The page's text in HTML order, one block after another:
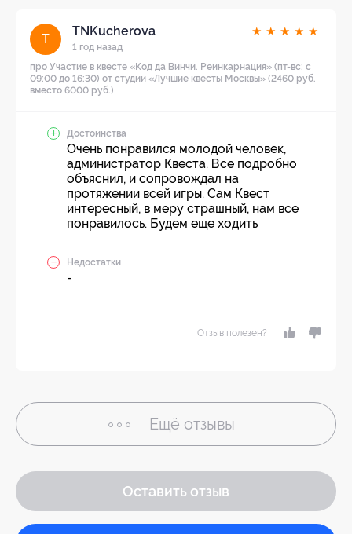
T
TNKucherova
1 год назад
★ ★ ★ ★ ★
про Участие в квесте «Код да Винчи. Реинкарнация» (пт-вс: с
09:00 до 16:30) от студии «Лучшие квесты Москвы» (2460 руб.
вместо 6000 руб.)
Достоинства
Очень понравился молодой человек,
администратор Квеста. Все подробно
объяснил, и сопровождал на
протяжении всей игры. Сам Квест
интересный, в меру страшный, нам все
понравилось. Будем еще ходить
Недостатки
-
Отзыв полезен?
Ещё отзывы
Оставить отзыв